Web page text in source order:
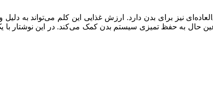
نیز برای بدن دارد. ارزش غذایی این کلم می‌تواند به
حال به حفظ تمیزی سیستم بدن کمک می‌کند. در این نوشتار با